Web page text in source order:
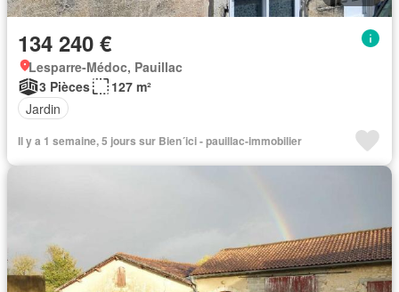
134 240 €
Lesparre-Médoc, Pauillac
3 Pièces
127 m²
Jardin
Il y a 1 semaine, 5 jours sur Bien´ici - pauillac-immobilier